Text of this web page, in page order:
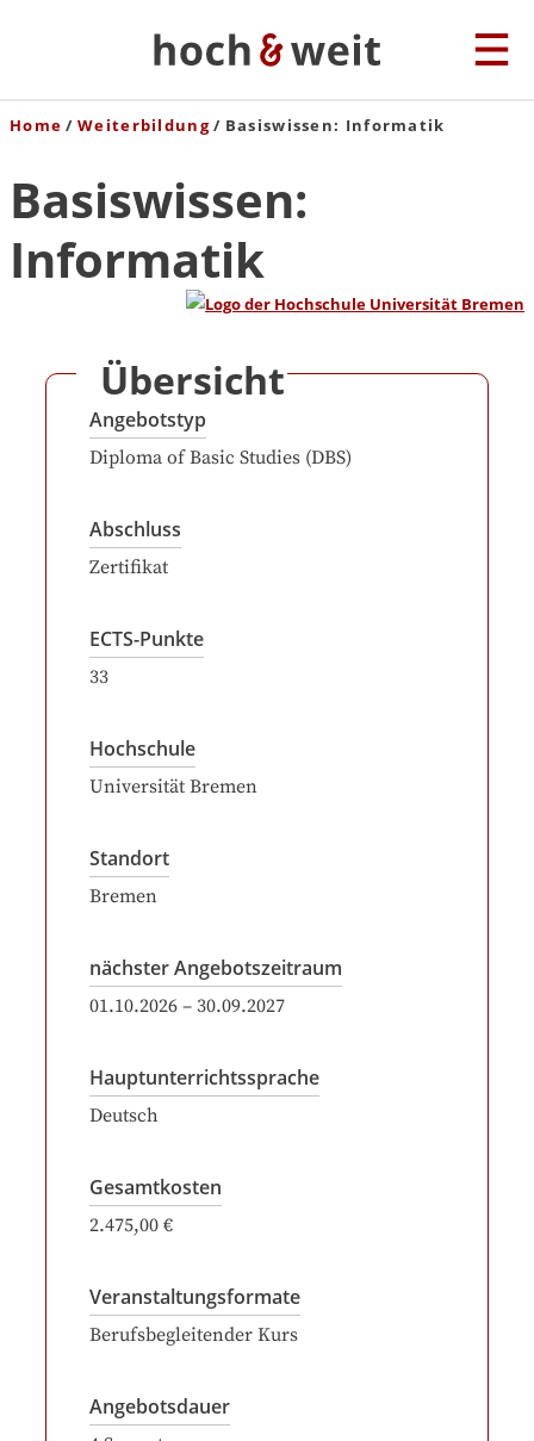
Home Weiterbildung Basiswissen: Informatik
Basiswissen:
Informatik
Übersicht
Angebotstyp
Diploma of Basic Studies (DBS)
Abschluss
Zertifikat
ECTS-Punkte
33
Hochschule
Universität Bremen
Standort
Bremen
nächster Angebotszeitraum
01.10.2026 – 30.09.2027
Hauptunterrichtssprache
Deutsch
Gesamtkosten
2.475,00 €
Veranstaltungsformate
Berufsbegleitender Kurs
Angebotsdauer